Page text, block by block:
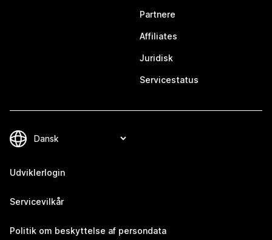
Partnere
Affiliates
Juridisk
Servicestatus
Udviklerlogin
Servicevilkår
Politik om beskyttelse af persondata